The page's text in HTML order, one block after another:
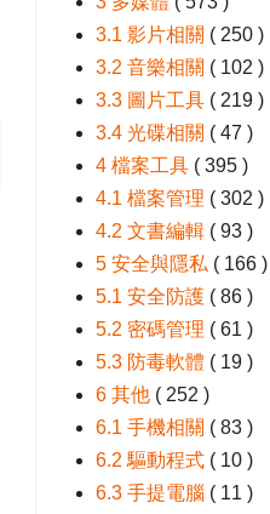
3.1 影片相關 ( 250 )
3.2 音樂相關 ( 102 )
3.3 圖片工具 ( 219 )
3.4 光碟相關 ( 47 )
4 檔案工具 ( 395 )
4.1 檔案管理 ( 302 )
4.2 文書編輯 ( 93 )
5 安全與隱私 ( 166 )
5.1 安全防護 ( 86 )
5.2 密碼管理 ( 61 )
5.3 防毒軟體 ( 19 )
6 其他 ( 252 )
6.1 手機相關 ( 83 )
6.2 驅動程式 ( 10 )
6.3 手提電腦 ( 11 )